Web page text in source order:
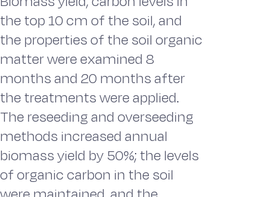
the top 10 cm of the soil, and
the properties of the soil organic
matter were examined 8
months and 20 months after
the treatments were applied.
The reseeding and overseeding
methods increased annual
biomass yield by 50%; the levels
of organic carbon in the soil